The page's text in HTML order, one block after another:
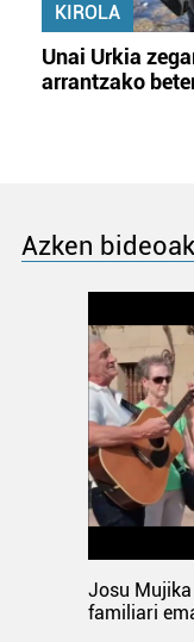
KIROLA
Unai Urkia
arrantzako
Azken bideoak
Josu
familiari